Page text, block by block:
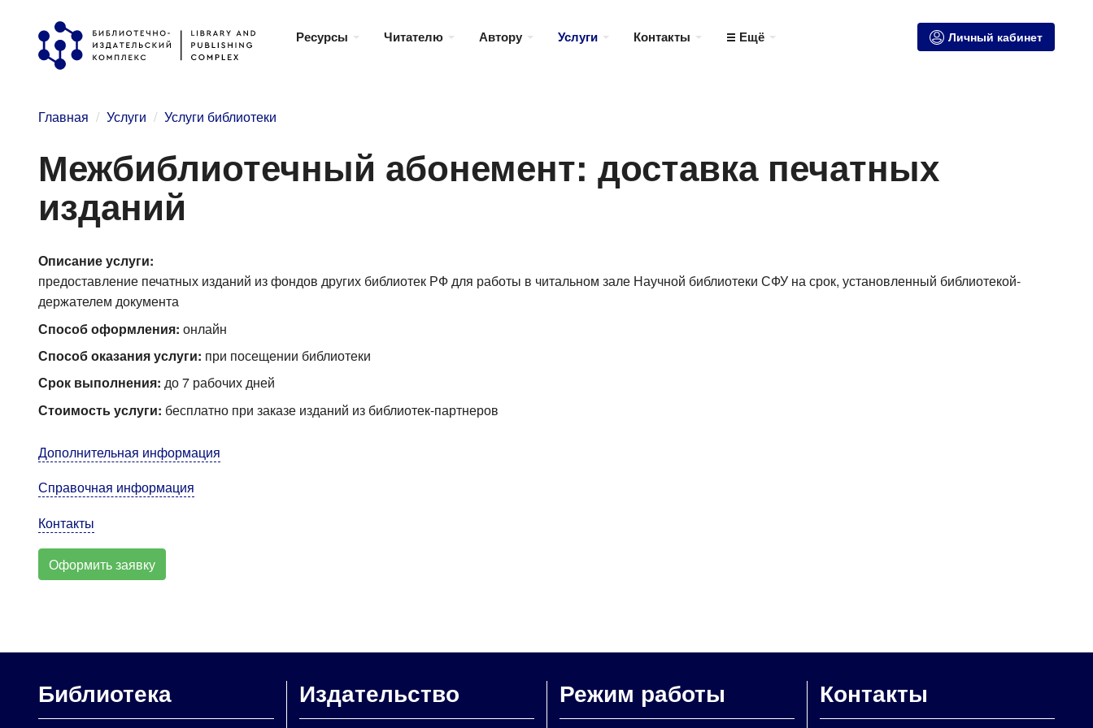
Перейти
основному
Ресурсы Читателю Автору Услуги Контакты Ещё Личный кабинет
Главная Услуги Услуги библиотеки
Межбиблиотечный абонемент: доставка печатных
изданий
Описание услуги:
предоставление печатных изданий из фондов других библиотек РФ для работы в читальном зале Научной библиотеки СФУ на срок, установленный библиотекой-
держателем документа
Способ оформления: онлайн
Способ оказания услуги: при посещении библиотеки
Срок выполнения: до 7 рабочих дней
Стоимость услуги: бесплатно при заказе изданий из библиотек-партнеров
Дополнительная информация
Справочная информация
Контакты
Оформить заявку
Библиотека Издательство Режим работы Контакты